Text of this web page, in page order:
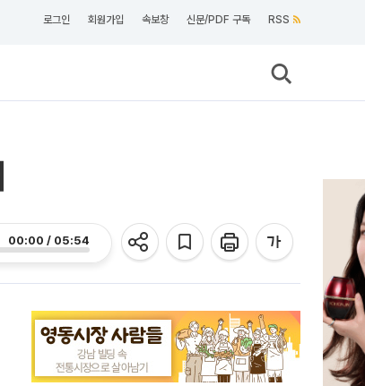
로그인 회원가입 속보창 신문/PDF 구독 RSS
00:00 / 05:54